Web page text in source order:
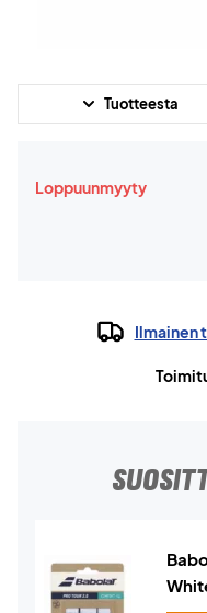
Tuotteesta
Loppuunmyyty
Ilmainen